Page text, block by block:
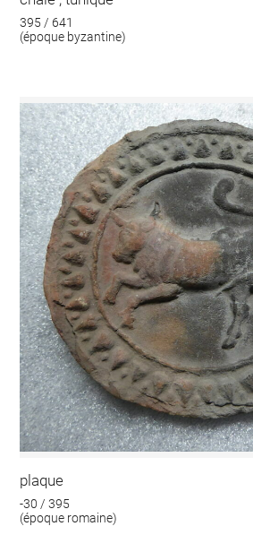
395 / 641
(époque byzantine)
plaque
-30 / 395
(époque romaine)